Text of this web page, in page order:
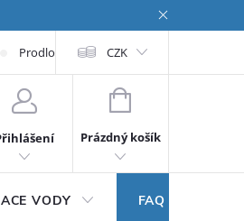
Prodloužená záruka
CZK
NÁKUPNÍ KOŠÍK
Prázdný košík
VODY FAQ